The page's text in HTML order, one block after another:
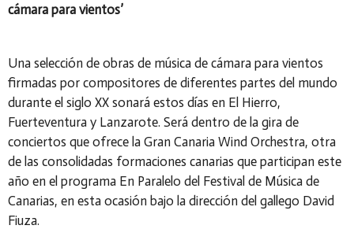
cámara para vientos’
Una selección de obras de música de cámara para vientos
firmadas por compositores de diferentes partes del mundo
durante el siglo XX sonará estos días en El Hierro,
Fuerteventura y Lanzarote. Será dentro de la gira de
conciertos que ofrece la Gran Canaria Wind Orchestra, otra
de las consolidadas formaciones canarias que participan este
año en el programa En Paralelo del Festival de Música de
Canarias, en esta ocasión bajo la dirección del gallego David
Fiuza.